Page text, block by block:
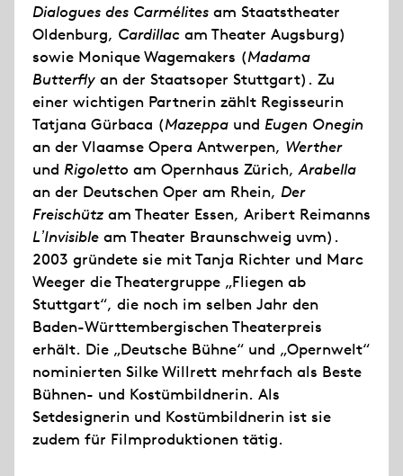
Dialogues des Carmélites am Staatstheater
Oldenburg, Cardillac am Theater Augsburg)
sowie Monique Wagemakers (Madama
Butterfly an der Staatsoper Stuttgart). Zu
einer wichtigen Partnerin zählt Regisseurin
Tatjana Gürbaca (Mazeppa und Eugen Onegin
an der Vlaamse Opera Antwerpen, Werther
und Rigoletto am Opernhaus Zürich,Arabella
an der Deutschen Oper am Rhein, Der
Freischütz am Theater Essen, Aribert Reimanns
LʼInvisible am Theater Braunschweig uvm).
2003 gründete sie mit Tanja Richter und Marc
Weeger die Theatergruppe „Fliegen ab
Stuttgart“, die noch im selben Jahr den
Baden-Württembergischen Theaterpreis
erhält. Die „Deutsche Bühne“ und „Opernwelt“
nominierten Silke Willrett mehrfach als Beste
Bühnen- und Kostümbildnerin. Als
Setdesignerin und Kostümbildnerin ist sie
zudem für Filmproduktionen tätig.